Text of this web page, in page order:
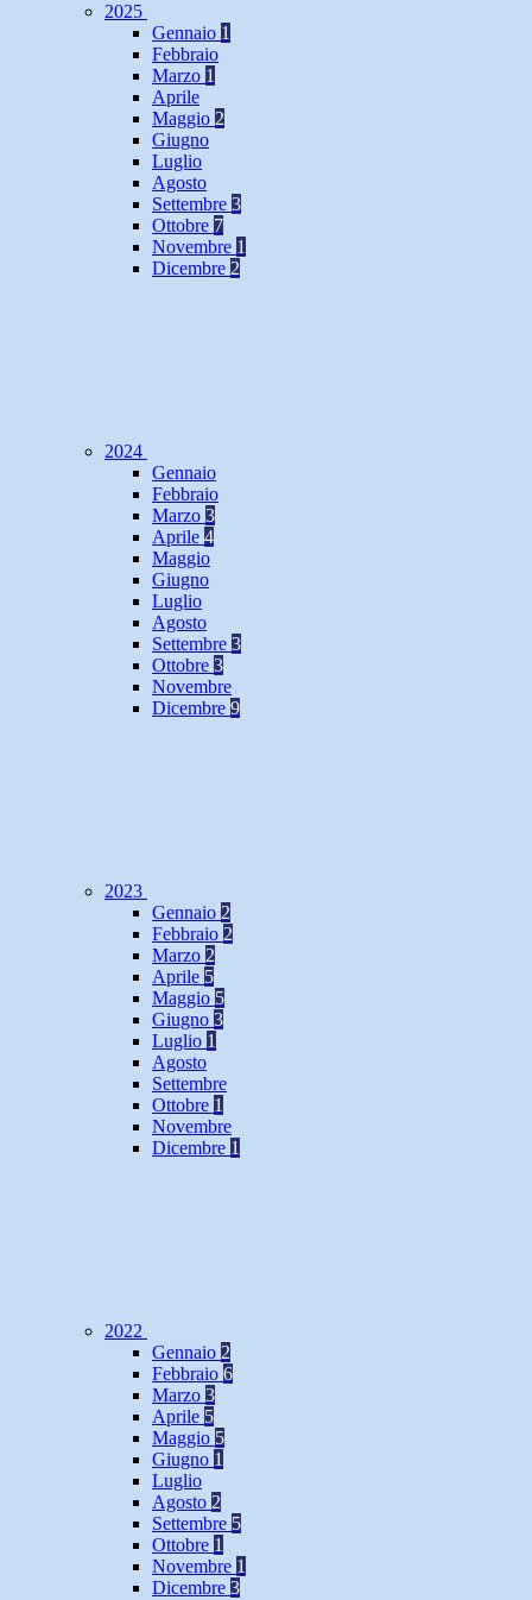
2025
Gennaio 1
Febbraio
Marzo 1
Aprile
Maggio 2
Giugno
Luglio
Agosto
Settembre 3
Ottobre 7
Novembre 1
Dicembre 2
2024
Gennaio
Febbraio
Marzo 3
Aprile 4
Maggio
Giugno
Luglio
Agosto
Settembre 3
Ottobre 3
Novembre
Dicembre 9
2023
Gennaio 2
Febbraio 2
Marzo 2
Aprile 5
Maggio 5
Giugno 3
Luglio 1
Agosto
Settembre
Ottobre 1
Novembre
Dicembre 1
2022
Gennaio 2
Febbraio 6
Marzo 3
Aprile 5
Maggio 5
Giugno 1
Luglio
Agosto 2
Settembre 5
Ottobre 1
Novembre 1
Dicembre 3